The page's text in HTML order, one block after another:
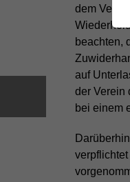
dem
beachten,
auf
der Verein
bei einem